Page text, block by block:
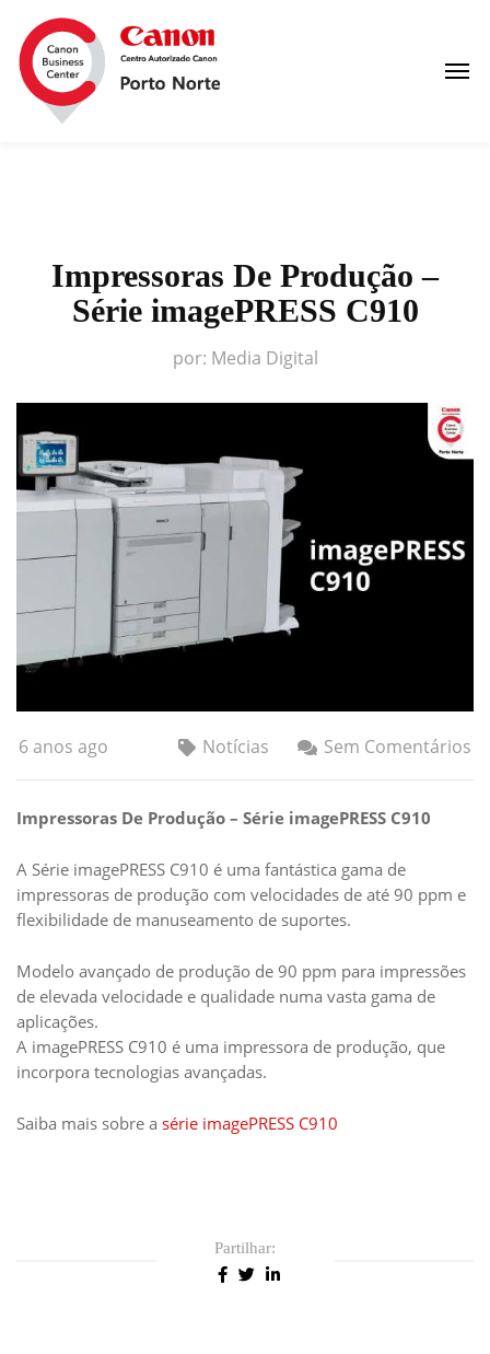
Impressoras De Produção –
Série imagePRESS C910
por: Media Digital
6 anos ago Notícias Sem Comentários
Impressoras De Produção – Série imagePRESS C910
A Série imagePRESS C910 é uma fantástica gama de
impressoras de produção com velocidades de até 90 ppm e
flexibilidade de manuseamento de suportes.
Modelo avançado de produção de 90 ppm para impressões
de elevada velocidade e qualidade numa vasta gama de
aplicações.
A imagePRESS C910 é uma impressora de produção, que
incorpora tecnologias avançadas.
Saiba mais sobre a série imagePRESS C910
Partilhar: